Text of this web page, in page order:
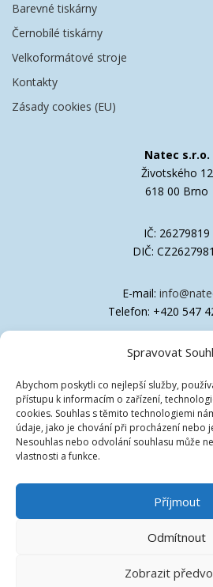
Spravovat
Abychom poskytli co nejlepší služby,
přístupu k informacím o zařízení,
cookies. Souhlas s těmito technologiemi
údaje, jako je chování při procházení nebo
Nesouhlas nebo odvolání souhlasu může
vlastnosti a funkce.
Příjmout
Odmítnout
Zobrazit
Barevné tiskárny
Černobílé tiskárny
Velkoformátové stroje
Kontakty
Zásady cookies (EU)
Natec s.r.o.
Životského 12
618 00 Brno
IČ: 26279819
DIČ:
E-mail:
Telefon: +420 547
Společnost je zapsána v OR
Technická podpora
Ovladače